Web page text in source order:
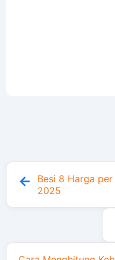
Besi 8 Harga
2025